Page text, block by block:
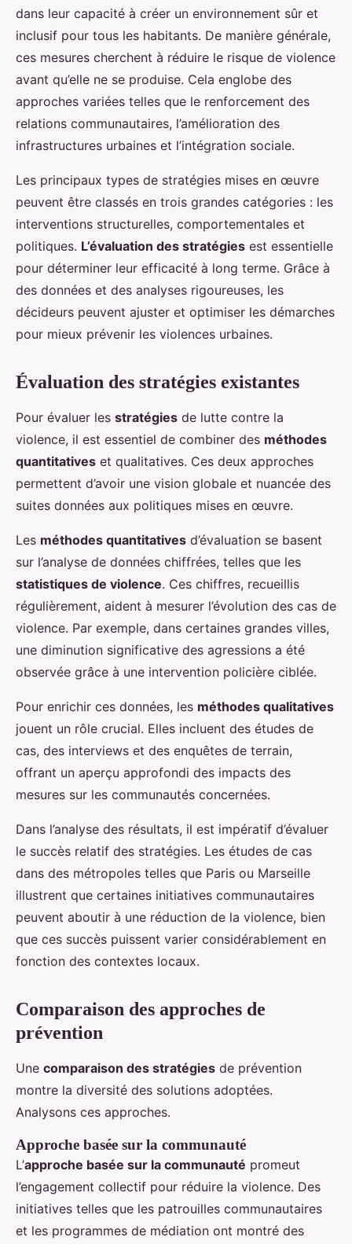
dans leur capacité à créer un environnement sûr et
inclusif pour tous les habitants. De manière générale,
ces mesures cherchent à réduire le risque de violence
avant qu’elle ne se produise. Cela englobe des
approches variées telles que le renforcement des
relations communautaires, l’amélioration des
infrastructures urbaines et l’intégration sociale.
Les principaux types de stratégies mises en œuvre
peuvent être classés en trois grandes catégories : les
interventions structurelles, comportementales et
politiques. L’évaluation des stratégies est essentielle
pour déterminer leur efficacité à long terme. Grâce à
des données et des analyses rigoureuses, les
décideurs peuvent ajuster et optimiser les démarches
pour mieux prévenir les violences urbaines.
Évaluation des stratégies existantes
Pour évaluer les stratégies de lutte contre la
violence, il est essentiel de combiner des méthodes
quantitatives et qualitatives. Ces deux approches
permettent d’avoir une vision globale et nuancée des
suites données aux politiques mises en œuvre.
Les méthodes quantitatives d’évaluation se basent
sur l’analyse de données chiffrées, telles que les
statistiques de violence. Ces chiffres, recueillis
régulièrement, aident à mesurer l’évolution des cas de
violence. Par exemple, dans certaines grandes villes,
une diminution significative des agressions a été
observée grâce à une intervention policière ciblée.
Pour enrichir ces données, les méthodes qualitatives
jouent un rôle crucial. Elles incluent des études de
cas, des interviews et des enquêtes de terrain,
offrant un aperçu approfondi des impacts des
mesures sur les communautés concernées.
Dans l’analyse des résultats, il est impératif d’évaluer
le succès relatif des stratégies. Les études de cas
dans des métropoles telles que Paris ou Marseille
illustrent que certaines initiatives communautaires
peuvent aboutir à une réduction de la violence, bien
que ces succès puissent varier considérablement en
fonction des contextes locaux.
Comparaison des approches de
prévention
Une comparaison des stratégies de prévention
montre la diversité des solutions adoptées.
Analysons ces approches.
Approche basée sur la communauté
L’approche basée sur la communauté promeut
l’engagement collectif pour réduire la violence. Des
initiatives telles que les patrouilles communautaires
et les programmes de médiation ont montré des